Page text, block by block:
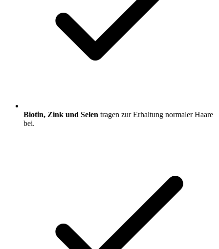
Biotin, Zink und Selen tragen zur Erhaltung normaler Haare
bei.